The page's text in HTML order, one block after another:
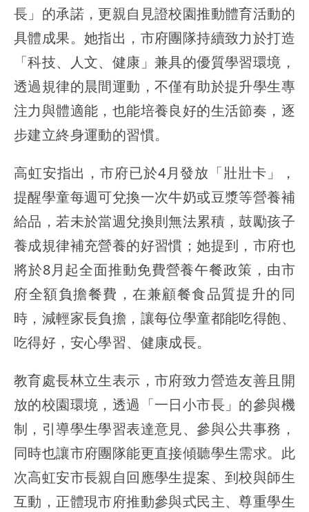
長」的承諾，更親自見證校園推動體育活動的
具體成果。她指出，市府團隊持續致力於打造
「科技、人文、健康」兼具的優質學習環境，
透過規律的晨間運動，不僅有助於提升學生專
注力與體適能，也能培養良好的生活節奏，逐
步建立終身運動的習慣。
高虹安指出，市府已於4月發放「壯壯卡」，
提醒學童每週可兌換一次牛奶或豆漿等營養補
給品，若未於當週兌換則無法累積，鼓勵孩子
養成規律補充營養的好習慣；她提到，市府也
將於8月起全面推動免費營養午餐政策，由市
府全額負擔餐費，在兼顧餐食品質提升的同
時，減輕家長負擔，讓每位學童都能吃得飽、
吃得好，安心學習、健康成長。
教育處長林立生表示，市府致力營造友善且開
放的校園環境，透過「一日小市長」的參與機
制，引導學生學習表達意見、參與公共事務，
同時也讓市府團隊能更直接傾聽學生需求。此
次高虹安市長親自回應學生提案、到校與師生
互動，正體現市府推動參與式民主、尊重學生